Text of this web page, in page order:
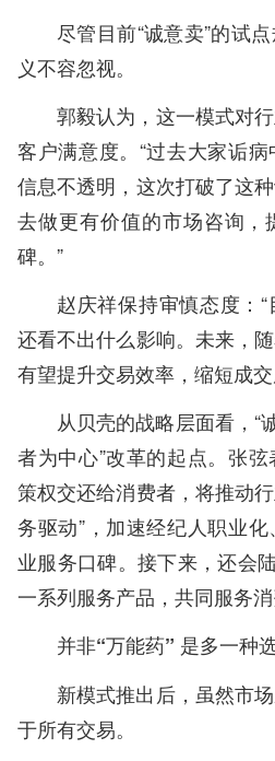
尽管目前“诚意卖”的试
义不容忽视。
郭毅认为，这一模式对
客户满意度。“过去大家诟
信息不透明，这次打破了这
去做更有价值的市场咨询，
碑。”
赵庆祥保持审慎态度：
还看不出什么影响。未来，
有望提升交易效率，缩短成
从贝壳的战略层面看，“
者为中心”改革的起点。张
策权交还给消费者，将推动
务驱动”，加速经纪人职业
业服务口碑。接下来，还会
一系列服务产品，共同服务消
并非“万能药” 是多一种
新模式推出后，虽然市
于所有交易。